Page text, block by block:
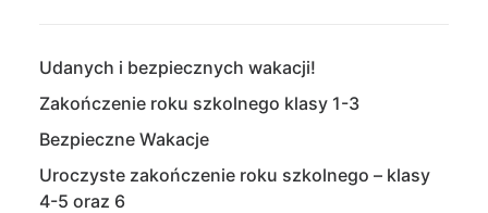
Udanych i bezpiecznych wakacji!
Zakończenie roku szkolnego klasy 1-3
Bezpieczne Wakacje
Uroczyste zakończenie roku szkolnego – klasy
4-5 oraz 6